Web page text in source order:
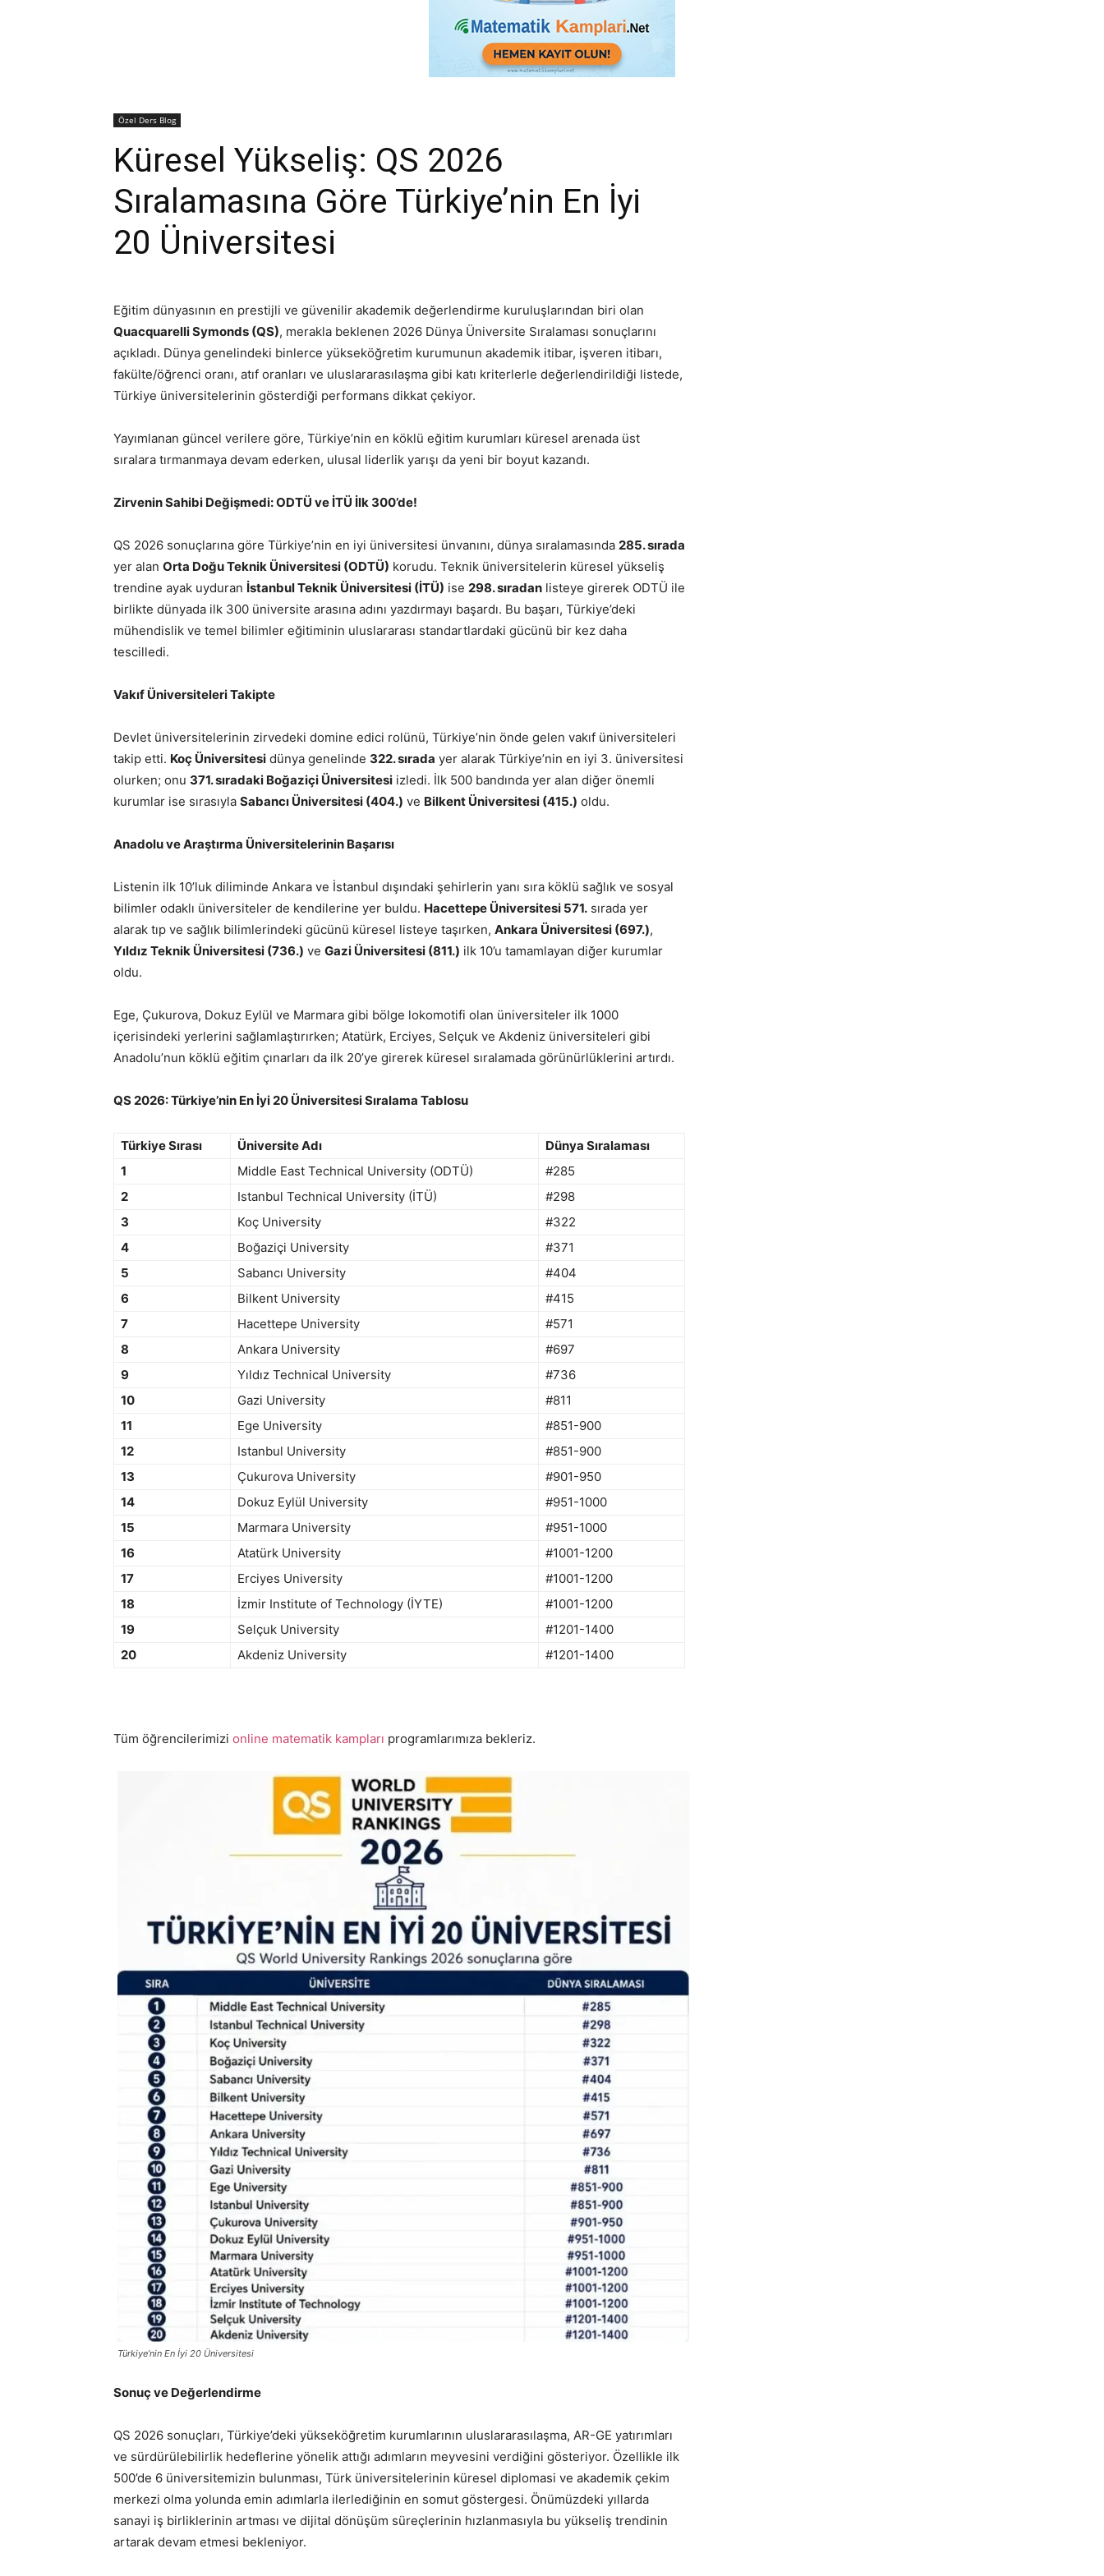
Özel Ders Blog
Küresel Yükseliş: QS 2026
Sıralamasına Göre Türkiye’nin En İyi
20 Üniversitesi
Eğitim dünyasının en prestijli ve güvenilir akademik değerlendirme kuruluşlarından biri olan
Quacquarelli Symonds (QS), merakla beklenen 2026 Dünya Üniversite Sıralaması sonuçlarını
açıkladı. Dünya genelindeki binlerce yükseköğretim kurumunun akademik itibar, işveren itibarı,
fakülte/öğrenci oranı, atıf oranları ve uluslararasılaşma gibi katı kriterlerle değerlendirildiği listede,
Türkiye üniversitelerinin gösterdiği performans dikkat çekiyor.
Yayımlanan güncel verilere göre, Türkiye’nin en köklü eğitim kurumları küresel arenada üst
sıralara tırmanmaya devam ederken, ulusal liderlik yarışı da yeni bir boyut kazandı.
Zirvenin Sahibi Değişmedi: ODTÜ ve İTÜ İlk 300’de!
QS 2026 sonuçlarına göre Türkiye’nin en iyi üniversitesi ünvanını, dünya sıralamasında 285. sırada
yer alan Orta Doğu Teknik Üniversitesi (ODTÜ) korudu. Teknik üniversitelerin küresel yükseliş
trendine ayak uyduran İstanbul Teknik Üniversitesi (İTÜ) ise 298. sıradan listeye girerek ODTÜ ile
birlikte dünyada ilk 300 üniversite arasına adını yazdırmayı başardı. Bu başarı, Türkiye’deki
mühendislik ve temel bilimler eğitiminin uluslararası standartlardaki gücünü bir kez daha
tescilledi.
Vakıf Üniversiteleri Takipte
Devlet üniversitelerinin zirvedeki domine edici rolünü, Türkiye’nin önde gelen vakıf üniversiteleri
takip etti. Koç Üniversitesi dünya genelinde 322. sırada yer alarak Türkiye’nin en iyi 3. üniversitesi
olurken; onu 371. sıradaki Boğaziçi Üniversitesi izledi. İlk 500 bandında yer alan diğer önemli
kurumlar ise sırasıyla Sabancı Üniversitesi (404.) ve Bilkent Üniversitesi (415.) oldu.
Anadolu ve Araştırma Üniversitelerinin Başarısı
Listenin ilk 10’luk diliminde Ankara ve İstanbul dışındaki şehirlerin yanı sıra köklü sağlık ve sosyal
bilimler odaklı üniversiteler de kendilerine yer buldu. Hacettepe Üniversitesi 571. sırada yer
alarak tıp ve sağlık bilimlerindeki gücünü küresel listeye taşırken, Ankara Üniversitesi (697.),
Yıldız Teknik Üniversitesi (736.) ve Gazi Üniversitesi (811.) ilk 10’u tamamlayan diğer kurumlar
oldu.
Ege, Çukurova, Dokuz Eylül ve Marmara gibi bölge lokomotifi olan üniversiteler ilk 1000
içerisindeki yerlerini sağlamlaştırırken; Atatürk, Erciyes, Selçuk ve Akdeniz üniversiteleri gibi
Anadolu’nun köklü eğitim çınarları da ilk 20’ye girerek küresel sıralamada görünürlüklerini artırdı.
QS 2026: Türkiye’nin En İyi 20 Üniversitesi Sıralama Tablosu
Türkiye Sırası Üniversite Adı
Dünya Sıralaması
1
Middle East Technical University (ODTÜ)
#285
2
Istanbul Technical University (İTÜ)
#298
3
Koç University
#322
4
Boğaziçi University
#371
5
Sabancı University
#404
6
Bilkent University
#415
7
Hacettepe University
#571
8
Ankara University
#697
9
Yıldız Technical University
#736
10
Gazi University
#811
11
Ege University
#851-900
12
Istanbul University
#851-900
13
Çukurova University
#901-950
14
Dokuz Eylül University
#951-1000
15
Marmara University
#951-1000
16
Atatürk University
#1001-1200
17
Erciyes University
#1001-1200
18
İzmir Institute of Technology (İYTE)
#1001-1200
19
Selçuk University
#1201-1400
20
Akdeniz University #1201-1400
Tüm öğrencilerimizi online matematik kampları programlarımıza bekleriz.
Türkiye’nin En İyi 20 Üniversitesi
Sonuç ve Değerlendirme
QS 2026 sonuçları, Türkiye’deki yükseköğretim kurumlarının uluslararasılaşma, AR-GE yatırımları
ve sürdürülebilirlik hedeflerine yönelik attığı adımların meyvesini verdiğini gösteriyor. Özellikle ilk
500’de 6 üniversitemizin bulunması, Türk üniversitelerinin küresel diplomasi ve akademik çekim
merkezi olma yolunda emin adımlarla ilerlediğinin en somut göstergesi. Önümüzdeki yıllarda
sanayi iş birliklerinin artması ve dijital dönüşüm süreçlerinin hızlanmasıyla bu yükseliş trendinin
artarak devam etmesi bekleniyor.